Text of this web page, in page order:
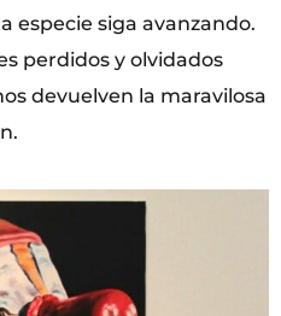
especie siga avanzando.
perdidos y olvidados
devuelven la maravilosa